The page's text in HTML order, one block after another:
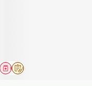
Op voorschrift
Geneesmiddel